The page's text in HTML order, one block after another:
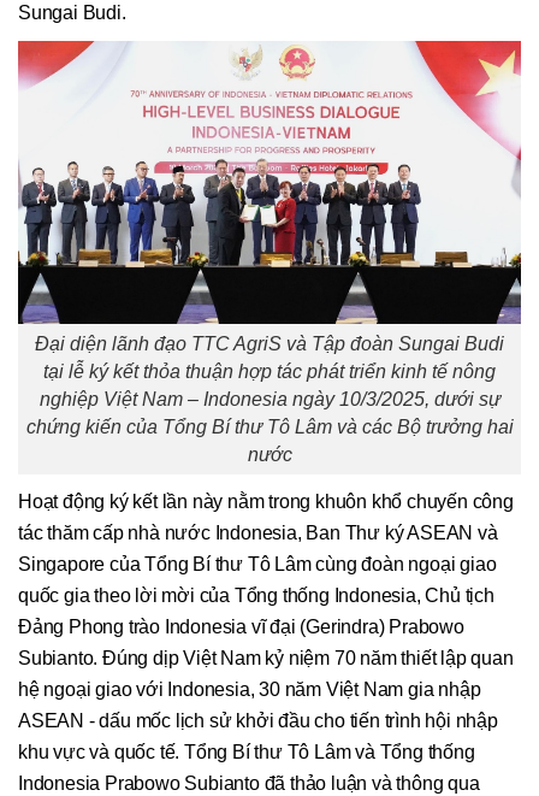
Sungai Budi.
Đại diện lãnh đạo TTC AgriS và Tập đoàn Sungai Budi
tại lễ ký kết thỏa thuận hợp tác phát triển kinh tế nông
nghiệp Việt Nam – Indonesia ngày 10/3/2025, dưới sự
chứng kiến của Tổng Bí thư Tô Lâm và các Bộ trưởng hai
nước
Hoạt động ký kết lần này nằm trong khuôn khổ chuyến công
tác thăm cấp nhà nước Indonesia, Ban Thư ký ASEAN và
Singapore của Tổng Bí thư Tô Lâm cùng đoàn ngoại giao
quốc gia theo lời mời của Tổng thống Indonesia, Chủ tịch
Đảng Phong trào Indonesia vĩ đại (Gerindra) Prabowo
Subianto. Đúng dịp Việt Nam kỷ niệm 70 năm thiết lập quan
hệ ngoại giao với Indonesia, 30 năm Việt Nam gia nhập
ASEAN - dấu mốc lịch sử khởi đầu cho tiến trình hội nhập
khu vực và quốc tế. Tổng Bí thư Tô Lâm và Tổng thống
Indonesia Prabowo Subianto đã thảo luận và thông qua